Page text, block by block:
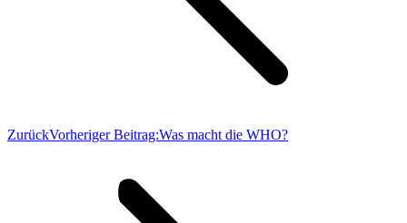
ZurückVorheriger Beitrag:Was macht die WHO?